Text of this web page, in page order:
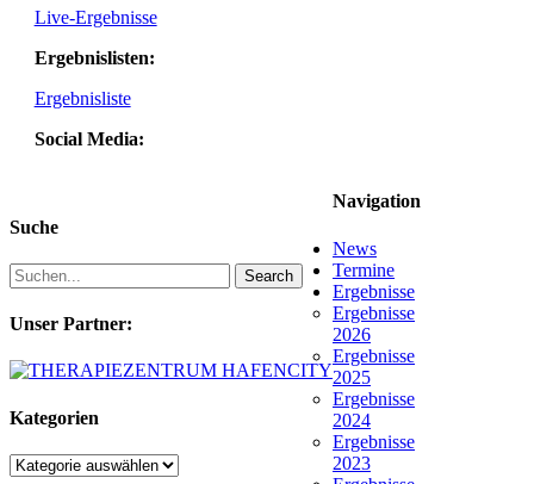
Live-Ergebnisse
Ergebnislisten:
Ergebnisliste
Social Media:
Suche
Search
Unser Partner:
Kategorien
Kategorien
Navigation
News
Termine
Ergebnisse
Ergebnisse
2026
Ergebnisse
2025
Ergebnisse
2024
Ergebnisse
2023